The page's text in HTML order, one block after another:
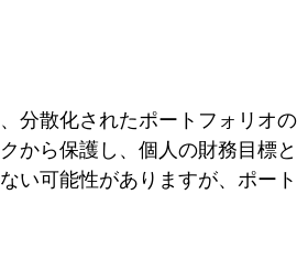
分散化されたポートフォリオの
から保護し、個人の財務目標と
い可能性がありますが、ポート